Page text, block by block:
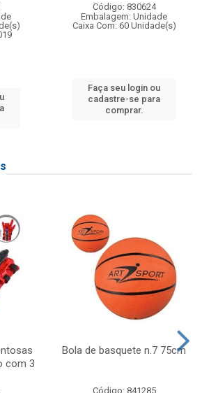
Código: 830624
Embalagem: Unidade
Caixa Com: 60 Unidade(s)
Faça seu login ou
cadastre-se para
comprar.
com 3
Bola de basquete n.7 75cm
Código: 841285